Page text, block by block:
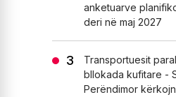
anketuarve
deri në maj 2027
Transportuesit
bllokada kufitare -
Perëndimor